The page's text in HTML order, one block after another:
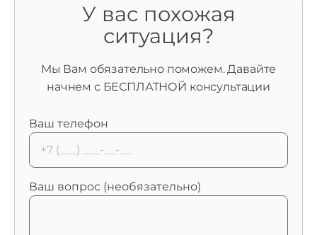
У вас похожая
ситуация?
Мы Вам обязательно поможем. Давайте
начнем с БЕСПЛАТНОЙ консультации
Ваш телефон
Ваш вопрос (необязательно)